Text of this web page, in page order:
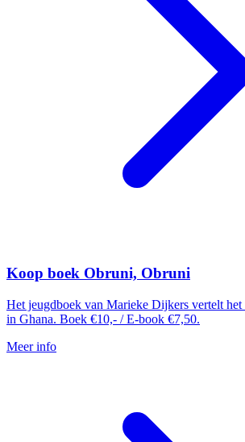
Koop boek Obruni, Obruni
Het jeugdboek van Marieke Dijkers vertelt het
in Ghana. Boek €10,- / E-book €7,50.
Meer info